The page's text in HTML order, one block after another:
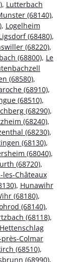
, Lutterbach
(68140),
, Logelheim
(68480),
(68220),
(68800), Le
(68580),
(68910),
(68510),
(68290),
(68240),
(68230),
(68130),
(68040),
(68720),
les-Châteaux
, Hunawihr
(68180),
(68140),
(68118),
Hettenschlag
Colmar
(68510),
(68990),